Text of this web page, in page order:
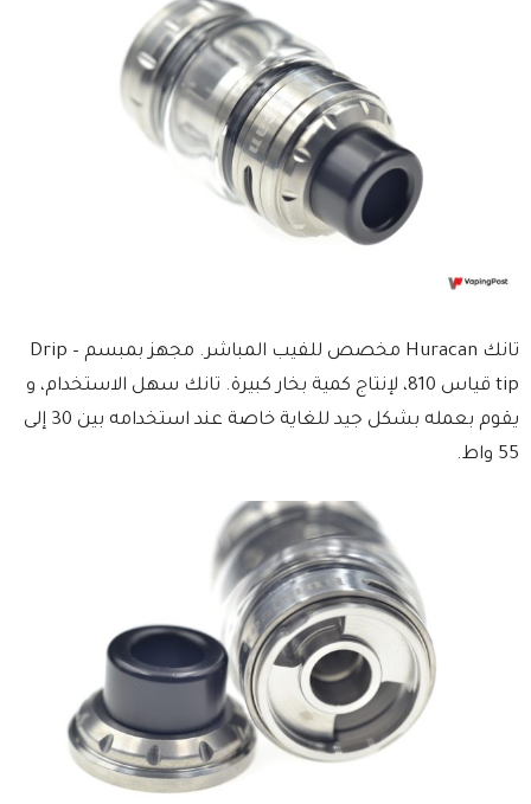
تانك Huracan مخصص للفيب المباشر. مجهز بمبسم – Drip
tip قياس 810، لإنتاج كمية بخار كبيرة. تانك سهل الاستخدام، و
يقوم بعمله بشكل جيد للغاية خاصة عند استخدامه بين 30 إلى
55 واط.